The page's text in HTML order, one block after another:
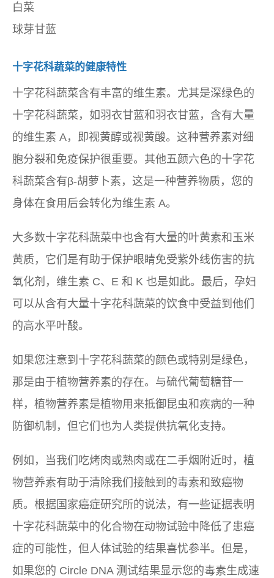
白菜
球芽甘蓝
十字花科蔬菜的健康特性
十字花科蔬菜含有丰富的维生素。尤其是深绿色的
十字花科蔬菜，如羽衣甘蓝和羽衣甘蓝，含有大量
的维生素 A，即视黄醇或视黄酸。这种营养素对细
胞分裂和免疫保护很重要。其他五颜六色的十字花
科蔬菜含有β-胡萝卜素，这是一种营养物质，您的
身体在食用后会转化为维生素 A。
大多数十字花科蔬菜中也含有大量的叶黄素和玉米
黄质，它们是有助于保护眼睛免受紫外线伤害的抗
氧化剂，维生素 C、E 和 K 也是如此。最后，孕妇
可以从含有大量十字花科蔬菜的饮食中受益到他们
的高水平叶酸。
如果您注意到十字花科蔬菜的颜色或特别是绿色，
那是由于植物营养素的存在。与硫代葡萄糖苷一
样，植物营养素是植物用来抵御昆虫和疾病的一种
防御机制，但它们也为人类提供抗氧化支持。
例如，当我们吃烤肉或熟肉或在二手烟附近时，植
物营养素有助于清除我们接触到的毒素和致癌物
质。根据国家癌症研究所的说法，有一些证据表明
十字花科蔬菜中的化合物在动物试验中降低了患癌
症的可能性，但人体试验的结果喜忧参半。但是，
如果您的 Circle DNA 测试结果显示您的毒素生成速